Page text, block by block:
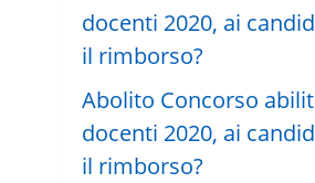
Abolito Concorso
docenti 2020, ai
il rimborso?